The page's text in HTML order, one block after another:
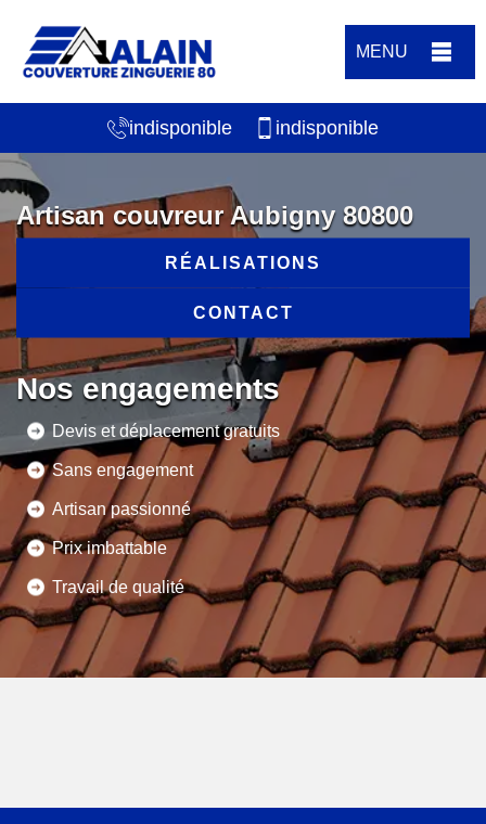
MENU
indisponible indisponible
Artisan couvreur Aubigny 80800
RÉALISATIONS
CONTACT
Nos engagements
Devis et déplacement gratuits
Sans engagement
Artisan passionné
Prix imbattable
Travail de qualité